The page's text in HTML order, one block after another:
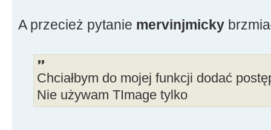
A przecież pytanie mervinjmicky
Chciałbym do mojej funkcji dodać
Nie używam TImage tylko